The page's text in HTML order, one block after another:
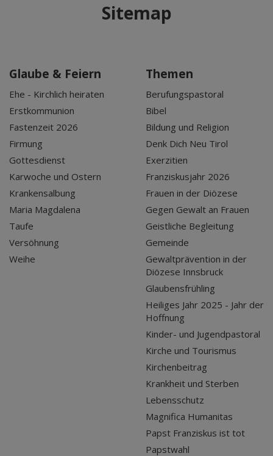
Sitemap
Glaube & Feiern
Ehe - Kirchlich heiraten
Erstkommunion
Fastenzeit 2026
Firmung
Gottesdienst
Karwoche und Ostern
Krankensalbung
Maria Magdalena
Taufe
Versöhnung
Weihe
Themen
Berufungspastoral
Bibel
Bildung und Religion
Denk Dich Neu Tirol
Exerzitien
Franziskusjahr 2026
Frauen in der Diözese
Gegen Gewalt an Frauen
Geistliche Begleitung
Gemeinde
Gewaltprävention in der
Diözese Innsbruck
Glaubensfrühling
Heiliges Jahr 2025 - Jahr der
Hoffnung
Kinder- und Jugendpastoral
Kirche und Tourismus
Kirchenbeitrag
Krankheit und Sterben
Lebensschutz
Magnifica Humanitas
Papst Franziskus ist tot
Papstwahl